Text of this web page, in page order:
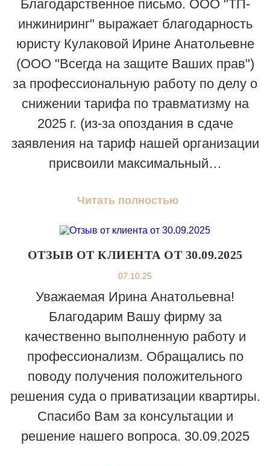
Благодарственное письмо. ООО "ТП-
инжиниринг" выражает благодарность
юристу Кулаковой Ирине Анатольевне
(ООО "Всегда на защите Ваших прав")
за профессиональную работу по делу о
снижении тарифа по травматизму на
2025 г. (из-за опоздания в сдаче
заявления на тариф нашей организации
присвоили максимальный…
Читать полностью
ОТЗЫВ ОТ КЛИЕНТА ОТ 30.09.2025
07.10.25
Уважаемая Ирина Анатольевна!
Благодарим Вашу фирму за
качественно выполненную работу и
профессионализм. Обращались по
поводу получения положительного
решения суда о приватизации квартиры.
Спасибо Вам за консультации и
решение нашего вопроса. 30.09.2025